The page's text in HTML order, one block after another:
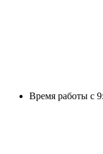
Время работы с